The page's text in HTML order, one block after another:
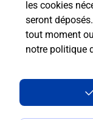
les cookies
seront
tout moment
notre politique
Est-ce que
à l’étranger
Est-ce que
smartphone